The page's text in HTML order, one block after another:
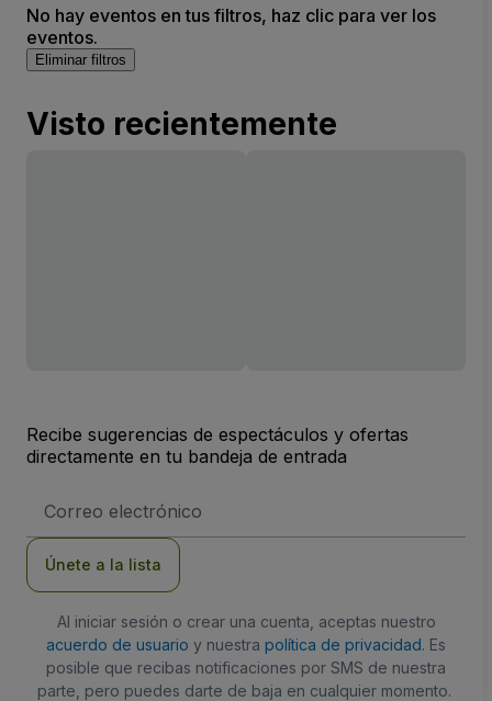
No hay eventos en tus filtros, haz clic para ver los
eventos.
Eliminar filtros
Visto recientemente
Recibe sugerencias de espectáculos y ofertas
directamente en tu bandeja de entrada
de
Únete a la lista
Al iniciar sesión o crear una cuenta, aceptas nuestro
acuerdo de usuario y nuestra política de privacidad. Es
posible que recibas notificaciones por SMS de nuestra
parte, pero puedes darte de baja en cualquier momento.